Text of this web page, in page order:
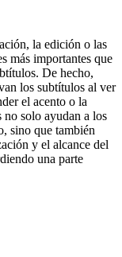
la edición o las
más importantes que
De hecho,
los subtítulos al ver
el acento o la
solo ayudan a los
sino que también
y el alcance del
una parte